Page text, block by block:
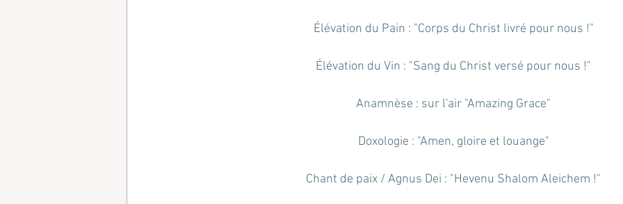
Élévation du Pain : "Corps du Christ livré pour nous !"
Élévation du Vin : "Sang du Christ versé pour nous !"
Anamnèse : sur l'air "Amazing Grace"
Doxologie : "Amen, gloire et louange"
Chant de paix / Agnus Dei : "Hevenu Shalom Aleichem !"